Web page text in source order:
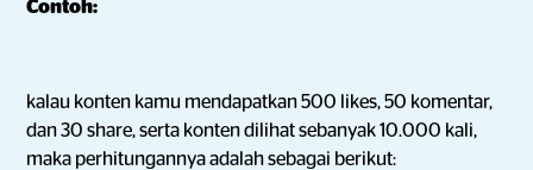
Contoh:
kalau konten kamu mendapatkan 500 likes, 50 komentar,
dan 30 share, serta konten dilihat sebanyak 10.000 kali,
maka perhitungannya adalah sebagai berikut: